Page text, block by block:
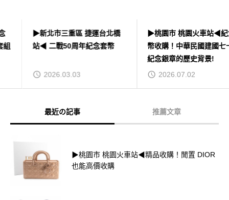
▶新北市三重區 捷運台北橋
站◀ 二戰50周年紀念套幣
2026.03.03
▶桃園市 桃園火車站◀紀念
幣收購！中華民國建國七十年
紀念銀章的歷史背景!
2026.07.02
最近の記事 推薦文章
▶桃園市 桃園火車站◀精品收購！閒置 DIOR
也能高價收購